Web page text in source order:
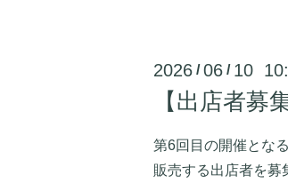
2026 /06 / 10
【出店者
第6回目の開催とな
販売する出店者を募